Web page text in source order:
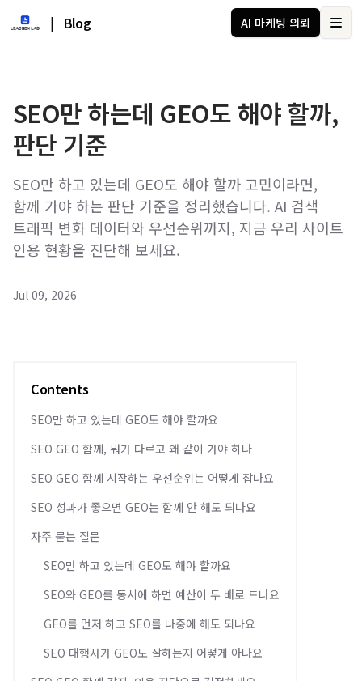
| Blog AI 마케팅 의뢰
SEO만 하는데 GEO도 해야 할까,
판단 기준
SEO만 하고 있는데 GEO도 해야 할까 고민이라면,
함께 가야 하는 판단 기준을 정리했습니다. AI 검색
트래픽 변화 데이터와 우선순위까지, 지금 우리 사이트
인용 현황을 진단해 보세요.
Jul 09, 2026
Contents
SEO만 하고 있는데 GEO도 해야 할까요
SEO GEO 함께, 뭐가 다르고 왜 같이 가야 하나
SEO GEO 함께 시작하는 우선순위는 어떻게 잡나요
SEO 성과가 좋으면 GEO는 함께 안 해도 되나요
자주 묻는 질문
SEO만 하고 있는데 GEO도 해야 할까요
SEO와 GEO를 동시에 하면 예산이 두 배로 드나요
GEO를 먼저 하고 SEO를 나중에 해도 되나요
SEO 대행사가 GEO도 잘하는지 어떻게 아나요